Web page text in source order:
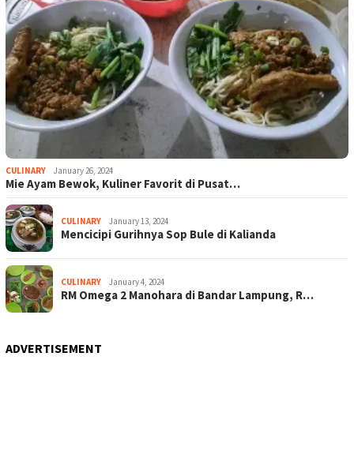
CULINARY January 26, 2024
Mie Ayam Bewok, Kuliner Favorit di Pusat…
CULINARY January 13, 2024
Mencicipi Gurihnya Sop Bule di Kalianda
CULINARY January 4, 2024
RM Omega 2 Manohara di Bandar Lampung, R…
ADVERTISEMENT